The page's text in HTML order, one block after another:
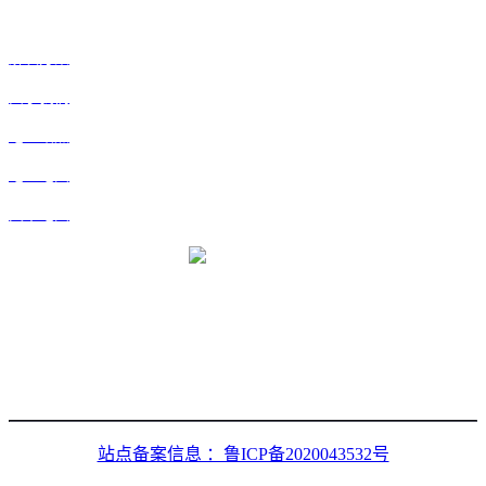
站点备案信息 ：鲁ICP备2020043532号